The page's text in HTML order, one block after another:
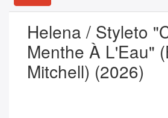
Helena / Styleto
Menthe À L'Eau"
Mitchell) (2026)